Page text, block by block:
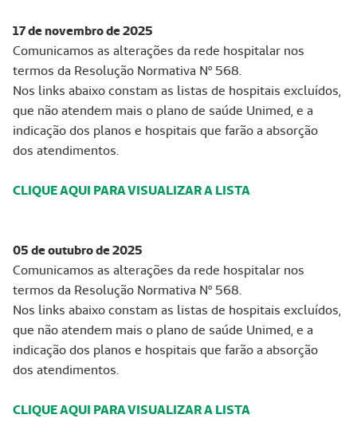
17 de novembro de 2025
Comunicamos as alterações da rede hospitalar nos
termos da Resolução Normativa Nº 568.
Nos links abaixo constam as listas de hospitais excluídos,
que não atendem mais o plano de saúde Unimed, e a
indicação dos planos e hospitais que farão a absorção
dos atendimentos.
CLIQUE AQUI PARA VISUALIZAR A LISTA
05 de outubro de 2025
Comunicamos as alterações da rede hospitalar nos
termos da Resolução Normativa Nº 568.
Nos links abaixo constam as listas de hospitais excluídos,
que não atendem mais o plano de saúde Unimed, e a
indicação dos planos e hospitais que farão a absorção
dos atendimentos.
CLIQUE AQUI PARA VISUALIZAR A LISTA